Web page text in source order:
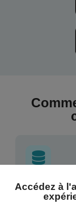
D'où
Accédez à